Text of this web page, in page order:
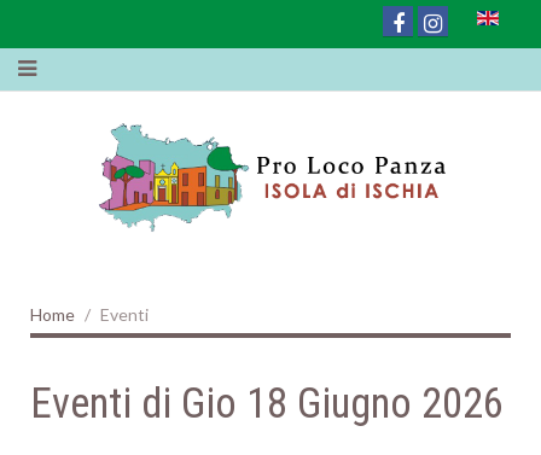
Home Eventi
Eventi di Gio 18 Giugno 2026